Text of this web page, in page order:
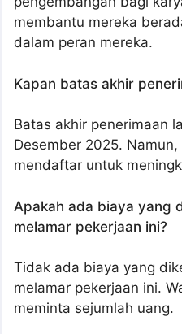
membantu mereka
dalam peran mereka.
Kapan batas akhir
Batas akhir penerimaan
Desember 2025.
mendaftar untuk
Apakah ada biaya yang
melamar pekerjaan ini?
Tidak ada biaya yang
melamar pekerjaan ini.
meminta sejumlah uang.